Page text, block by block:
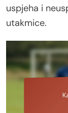
uspjeha i
utakmice.